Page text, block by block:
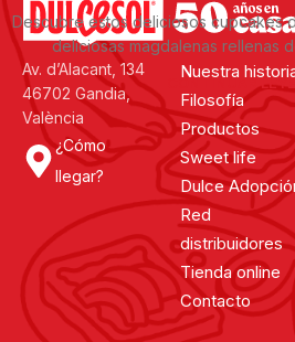
Descubre estos deliciosos cupcakes
deliciosas magdalenas rellenas
CONTINUAR
Av. d’Alacant, 134
46702 Gandia,
València
¿Cómo
llegar?
Nuestra
Filosofía
Productos
Sweet life
Dulce
Red
distribuidores
Tienda online
Contacto